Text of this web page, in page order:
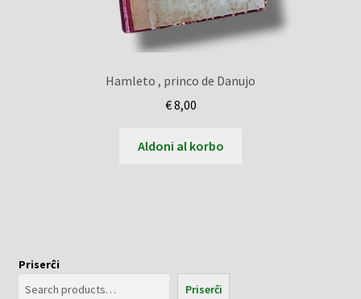
Hamleto , princo de Danujo
€8,00
Aldoni al korbo
Priserĉi
Priserĉi